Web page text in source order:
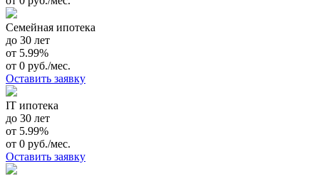
Семейная ипотека
до 30 лет
от 5.99%
от 0 руб./мес.
Оставить заявку
IT ипотека
до 30 лет
от 5.99%
от 0 руб./мес.
Оставить заявку